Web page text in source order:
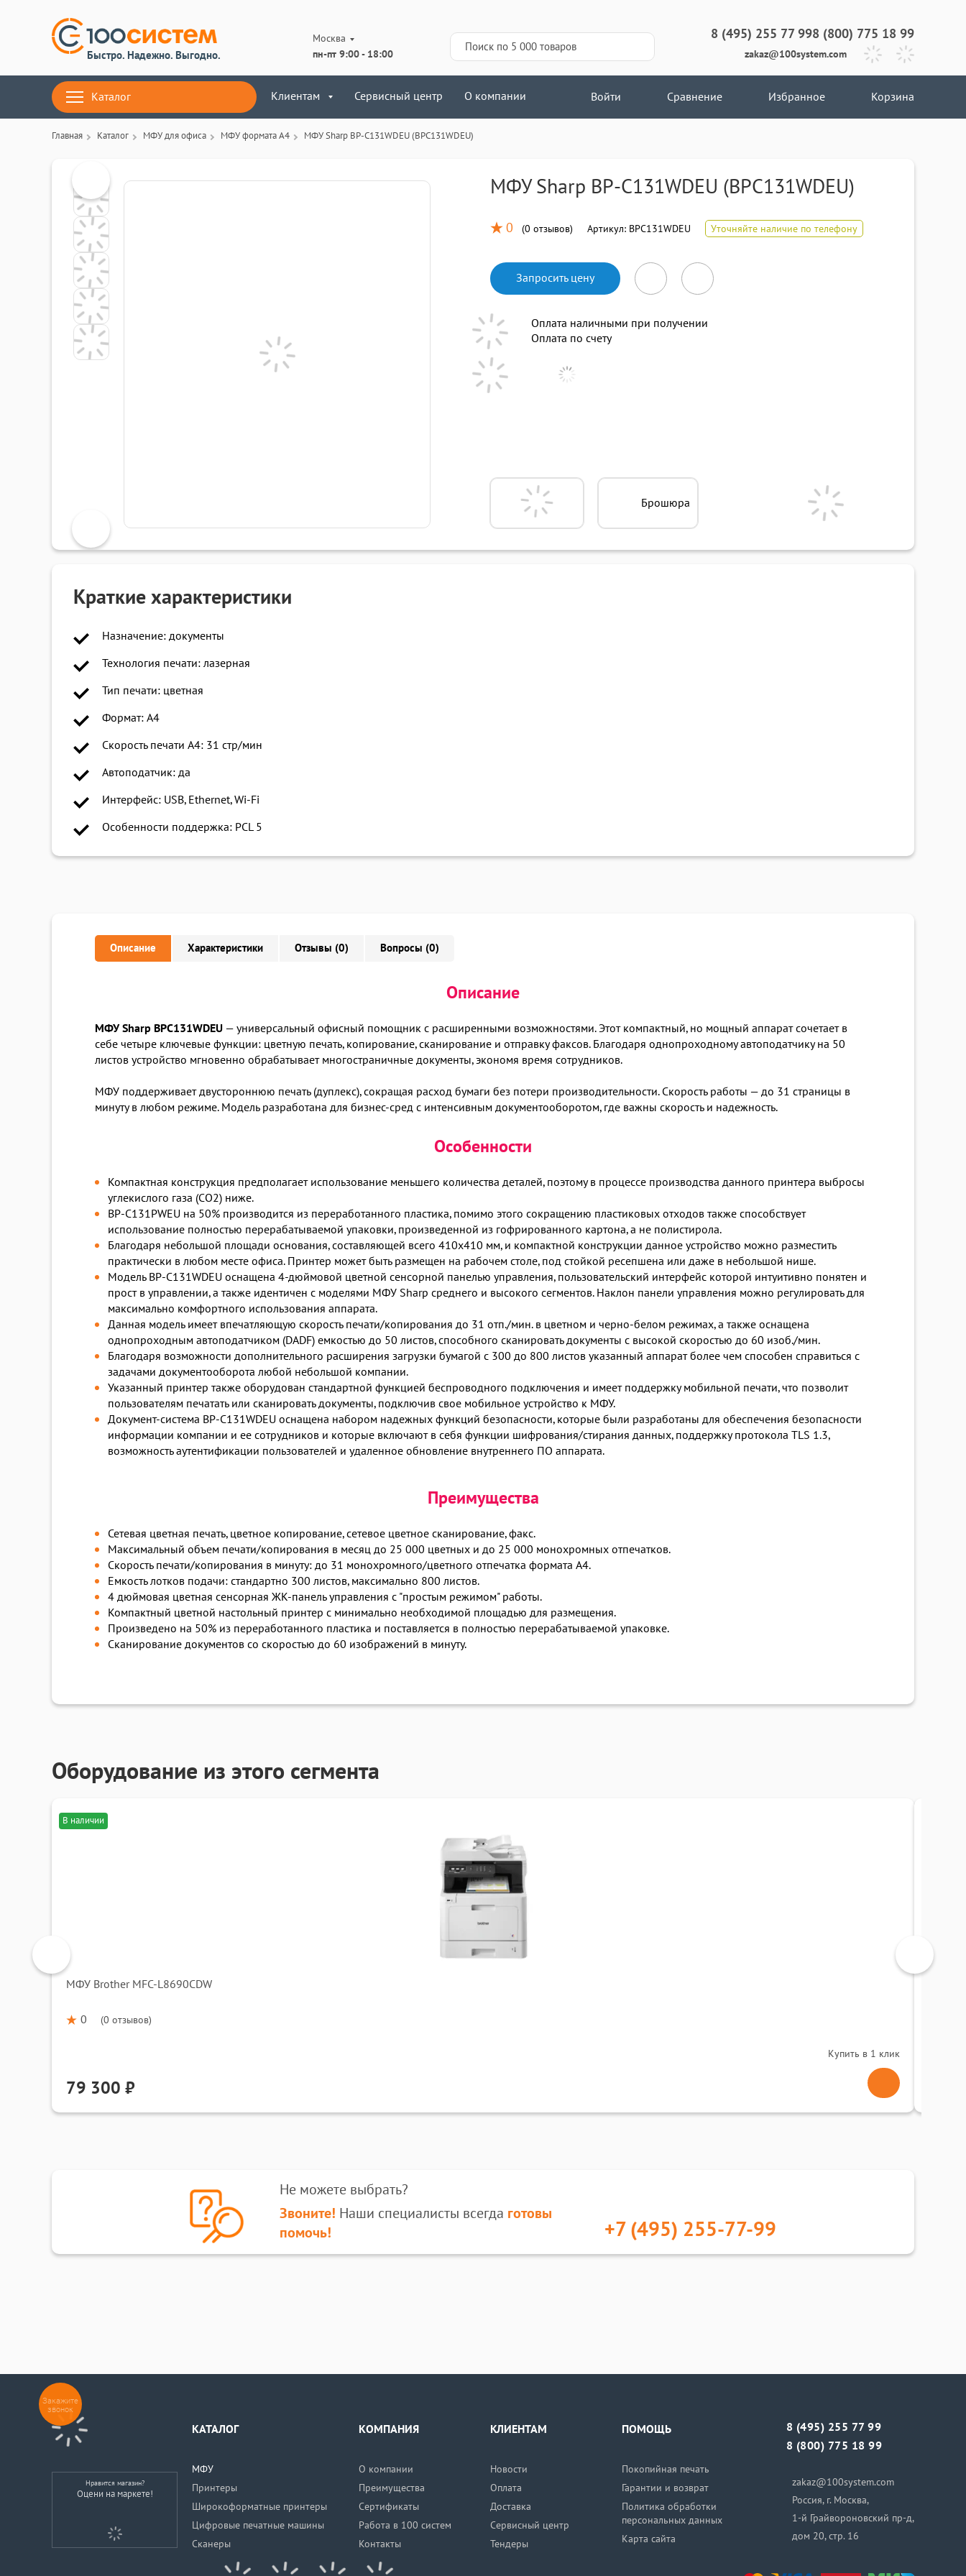
Быстро. Надежно. Выгодно.
Москва
пн-пт 9:00 - 18:00
8 (495) 255 77 998 (800) 775 18 99
zakaz@100system.com
Каталог Клиентам Сервисный центр О компании Войти Сравнение Избранное Корзина
Главная Каталог МФУ для офиса МФУ формата А4 МФУ Sharp BP-C131WDEU (BPC131WDEU)
МФУ Sharp BP-C131WDEU (BPC131WDEU)
0 (0 отзывов) Артикул: BPC131WDEU Уточняйте наличие по телефону
Запросить цену
Оплата наличными при получении
Оплата по счету
Брошюра
Краткие характеристики
Назначение: документы
Технология печати: лазерная
Тип печати: цветная
Формат: A4
Скорость печати A4: 31 стр/мин
Автоподатчик: да
Интерфейс: USB, Ethernet, Wi-Fi
Особенности поддержка: PCL 5
Описание Характеристики Отзывы (0) Вопросы (0)
Описание
МФУ Sharp BPC131WDEU — универсальный офисный помощник с расширенными возможностями. Этот компактный, но мощный аппарат сочетает в
себе четыре ключевые функции: цветную печать, копирование, сканирование и отправку факсов. Благодаря однопроходному автоподатчику на 50
листов устройство мгновенно обрабатывает многостраничные документы, экономя время сотрудников.
МФУ поддерживает двустороннюю печать (дуплекс), сокращая расход бумаги без потери производительности. Скорость работы — до 31 страницы в
минуту в любом режиме. Модель разработана для бизнес-сред с интенсивным документооборотом, где важны скорость и надежность.
Особенности
Компактная конструкция предполагает использование меньшего количества деталей, поэтому в процессе производства данного принтера выбросы
углекислого газа (CO2) ниже.
BP-C131PWEU на 50% производится из переработанного пластика, помимо этого сокращению пластиковых отходов также способствует
использование полностью перерабатываемой упаковки, произведенной из гофрированного картона, а не полистирола.
Благодаря небольшой площади основания, составляющей всего 410x410 мм, и компактной конструкции данное устройство можно разместить
практически в любом месте офиса. Принтер может быть размещен на рабочем столе, под стойкой ресепшена или даже в небольшой нише.
Модель BP-C131WDEU оснащена 4-дюймовой цветной сенсорной панелью управления, пользовательский интерфейс которой интуитивно понятен и
прост в управлении, а также идентичен с моделями МФУ Sharp среднего и высокого сегментов. Наклон панели управления можно регулировать для
максимально комфортного использования аппарата.
Данная модель имеет впечатляющую скорость печати/копирования до 31 отп./мин. в цветном и черно-белом режимах, а также оснащена
однопроходным автоподатчиком (DADF) емкостью до 50 листов, способного сканировать документы с высокой скоростью до 60 изоб./мин.
Благодаря возможности дополнительного расширения загрузки бумагой с 300 до 800 листов указанный аппарат более чем способен справиться с
задачами документооборота любой небольшой компании.
Указанный принтер также оборудован стандартной функцией беспроводного подключения и имеет поддержку мобильной печати, что позволит
пользователям печатать или сканировать документы, подключив свое мобильное устройство к МФУ.
Документ-система BP-C131WDEU оснащена набором надежных функций безопасности, которые были разработаны для обеспечения безопасности
информации компании и ее сотрудников и которые включают в себя функции шифрования/стирания данных, поддержку протокола TLS 1.3,
возможность аутентификации пользователей и удаленное обновление внутреннего ПО аппарата.
Преимущества
Сетевая цветная печать, цветное копирование, сетевое цветное сканирование, факс.
Максимальный объем печати/копирования в месяц до 25 000 цветных и до 25 000 монохромных отпечатков.
Скорость печати/копирования в минуту: до 31 монохромного/цветного отпечатка формата A4.
Емкость лотков подачи: стандартно 300 листов, максимально 800 листов.
4 дюймовая цветная сенсорная ЖК-панель управления с "простым режимом" работы.
Компактный цветной настольный принтер с минимально необходимой площадью для размещения.
Произведено на 50% из переработанного пластика и поставляется в полностью перерабатываемой упаковке.
Сканирование документов со скоростью до 60 изображений в минуту.
Оборудование из этого сегмента
В наличии
МФУ Brother MFC-L8690CDW
0 (0 отзывов)
Купить в 1 клик
79 300 ₽
Не можете выбрать?
Звоните! Наши специалисты всегда готовы
помочь!
+7 (495) 255-77-99
Нравится магазин?
Оцени на маркете!
КАТАЛОГ
МФУ
Принтеры
Широкоформатные принтеры
Цифровые печатные машины
Сканеры
КОМПАНИЯ
О компании
Преимущества
Сертификаты
Работа в 100 систем
Контакты
КЛИЕНТАМ
Новости
Оплата
Доставка
Сервисный центр
Тендеры
ПОМОЩЬ
Покопийная печать
Гарантии и возврат
Политика обработки
персональных данных
Карта сайта
8 (495) 255 77 99
8 (800) 775 18 99
zakaz@100system.com
Россия, г. Москва,
1-й Грайвороновский пр-д,
дом 20, стр. 16
Закажите
звонок